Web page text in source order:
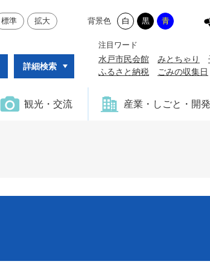
標準 拡大 背景色 白 黒 青
詳細検索
注目ワード
水戸市民会館 みとちゃり
ふるさと納税
ごみの収集日
観光・交流 産業・しごと・開発